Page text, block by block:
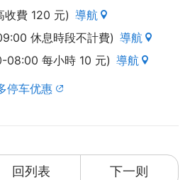
收費 120 元) 導航
休息時段不計費) 導航
08:00 每小時 10 元) 導航
停车优惠
回列表 下一则